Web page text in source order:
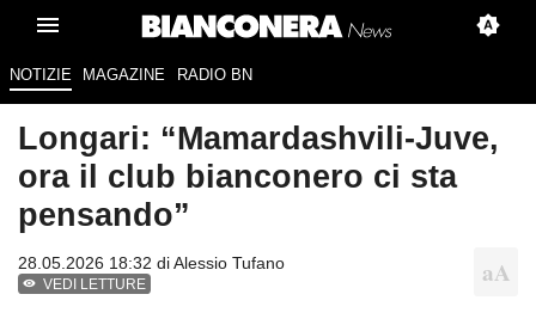
NOTIZIE MAGAZINE RADIO BN
Longari: “Mamardashvili-Juve,
ora il club bianconero ci sta
pensando”
28.05.2026 18:32 diAlessio Tufano
VEDI LETTURE